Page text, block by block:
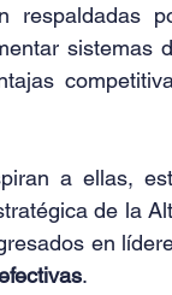
respaldadas
sistemas
a ellas,
de la
en
.